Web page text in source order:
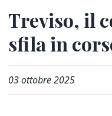
Treviso, il
sfila in
03 ottobre 2025